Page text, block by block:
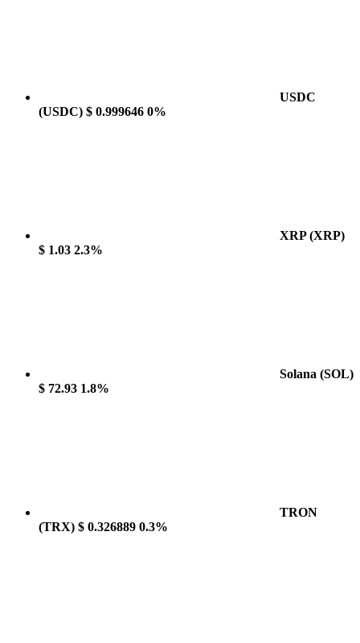
USDC
(USDC) $ 0.999646 0%
XRP(XRP)
$ 1.03 2.3%
Solana (SOL)
$ 72.93 1.8%
TRON
(TRX) $ 0.326889 0.3%